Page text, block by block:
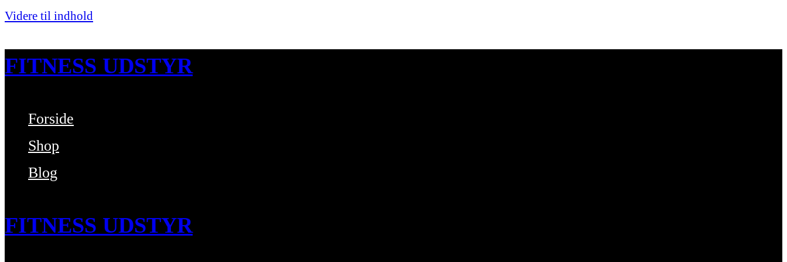
Videre til indhold
FITNESS UDSTYR
Bare endnu et fitness websted
Forside
Shop
Blog
FITNESS UDSTYR